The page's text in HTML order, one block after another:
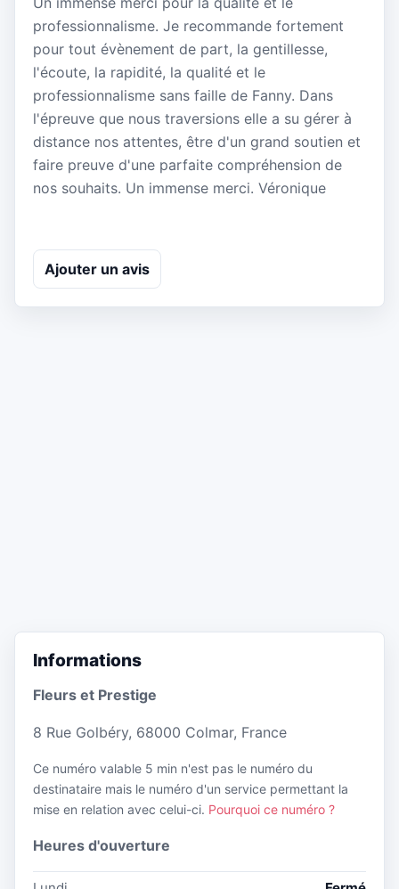
professionnalisme. Je recommande fortement
pour tout évènement de part, la gentillesse,
l'écoute, la rapidité, la qualité et le
professionnalisme sans faille de Fanny. Dans
l'épreuve que nous traversions elle a su gérer à
distance nos attentes, être d'un grand soutien et
faire preuve d'une parfaite compréhension de
nos souhaits. Un immense merci. Véronique
Ajouter un avis
Informations
Fleurs et Prestige
8 Rue Golbéry, 68000 Colmar, France
Ce numéro valable 5 min n'est pas le numéro du
destinataire mais le numéro d'un service permettant la
mise en relation avec celui-ci. Pourquoi ce numéro ?
Heures d'ouverture